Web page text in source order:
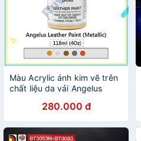
Màu Acrylic ánh kim vẽ trên
chất liệu da vải Angelus
118ml (4Oz)280.000 đ